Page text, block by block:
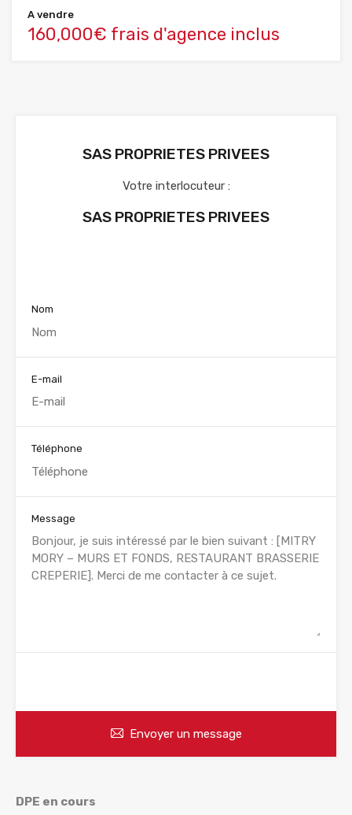
A vendre
160,000€ frais d'agence inclus
SAS PROPRIETES PRIVEES
Votre interlocuteur :
SAS PROPRIETES PRIVEES
Nom
E-mail
Téléphone
Message
Envoyer un message
DPE en cours